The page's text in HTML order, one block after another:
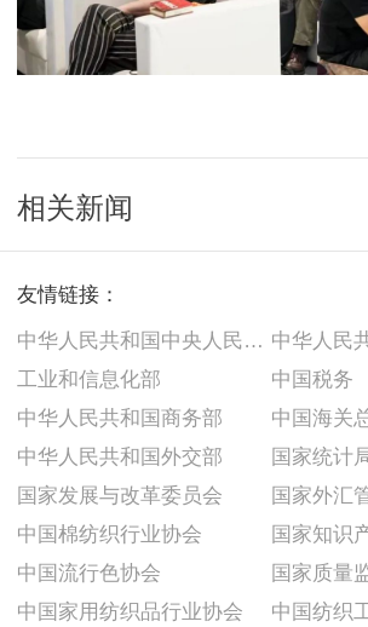
相关新闻
友情链接：
中华人民共和国中央人民政府
工业和信息化部
中华人民共和国商务部
中华人民共和国外交部
国家发展与改革委员会
中国税务
中国海关
国家统计
国家外汇
中国棉纺织行业协会
中国流行色协会
中国家用纺织品行业协会
国家知识
国家质量
中国纺织